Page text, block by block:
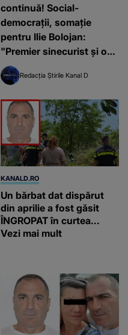
continuă! Social-
democrații, somație
pentru Ilie Bolojan:
"Premier sinecurist și o
pleiadă de pile şi relaţii"
Redacția Știrile Kanal D
KANALD.RO
Un bărbat dat dispărut
din aprilie a fost găsit
ÎNGROPAT în curtea...
Vezi mai mult